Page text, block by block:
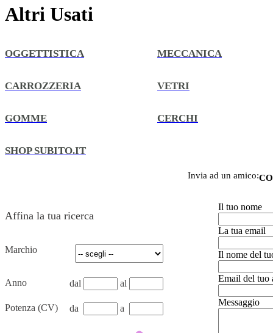
Altri Usati
OGGETTISTICA MECCANICA
CARROZZERIA VETRI
GOMME CERCHI
SHOP SUBITO.IT
Affina la tua ricerca
Marchio
Anno dal al
Potenza (CV) da a
Invia ad un amico:
Il tuo nome
La tua email
Il nome del
Email del tuo
Messaggio